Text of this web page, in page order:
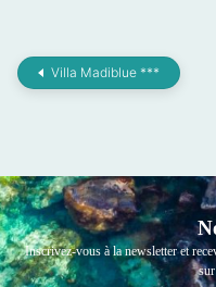
Villa Madiblue ***
Inscrivez-vous à la newsletter et